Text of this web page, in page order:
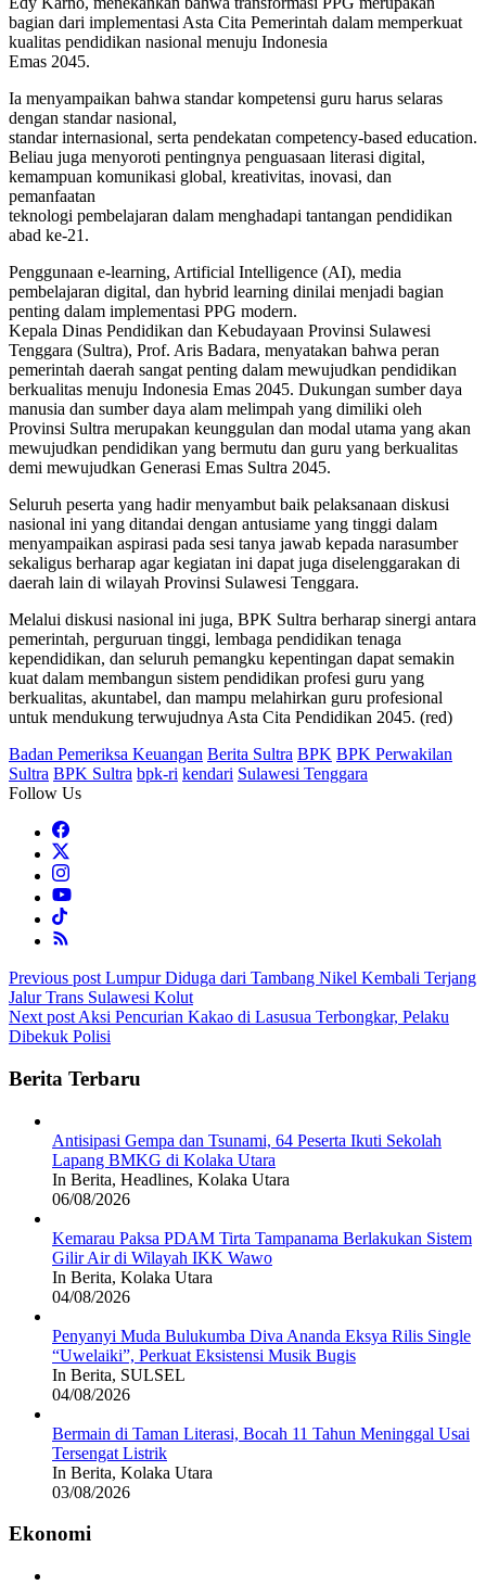
bagian dari implementasi Asta Cita Pemerintah dalam memperkuat
kualitas pendidikan nasional menuju Indonesia
Emas 2045.
Ia menyampaikan bahwa standar kompetensi guru harus selaras
dengan standar nasional,
standar internasional, serta pendekatan competency-based education.
Beliau juga menyoroti pentingnya penguasaan literasi digital,
kemampuan komunikasi global, kreativitas, inovasi, dan
pemanfaatan
teknologi pembelajaran dalam menghadapi tantangan pendidikan
abad ke-21.
Penggunaan e-learning, Artificial Intelligence (AI), media
pembelajaran digital, dan hybrid learning dinilai menjadi bagian
penting dalam implementasi PPG modern.
Kepala Dinas Pendidikan dan Kebudayaan Provinsi Sulawesi
Tenggara (Sultra), Prof. Aris Badara, menyatakan bahwa peran
pemerintah daerah sangat penting dalam mewujudkan pendidikan
berkualitas menuju Indonesia Emas 2045. Dukungan sumber daya
manusia dan sumber daya alam melimpah yang dimiliki oleh
Provinsi Sultra merupakan keunggulan dan modal utama yang akan
mewujudkan pendidikan yang bermutu dan guru yang berkualitas
demi mewujudkan Generasi Emas Sultra 2045.
Seluruh peserta yang hadir menyambut baik pelaksanaan diskusi
nasional ini yang ditandai dengan antusiame yang tinggi dalam
menyampaikan aspirasi pada sesi tanya jawab kepada narasumber
sekaligus berharap agar kegiatan ini dapat juga diselenggarakan di
daerah lain di wilayah Provinsi Sulawesi Tenggara.
Melalui diskusi nasional ini juga, BPK Sultra berharap sinergi antara
pemerintah, perguruan tinggi, lembaga pendidikan tenaga
kependidikan, dan seluruh pemangku kepentingan dapat semakin
kuat dalam membangun sistem pendidikan profesi guru yang
berkualitas, akuntabel, dan mampu melahirkan guru profesional
untuk mendukung terwujudnya Asta Cita Pendidikan 2045. (red)
Badan Pemeriksa Keuangan Berita Sultra BPK BPK Perwakilan
Sultra BPK Sultra bpk-ri kendari Sulawesi Tenggara
Follow Us
Post
navigation
Previous post Lumpur Diduga dari Tambang Nikel Kembali Terjang
Jalur Trans Sulawesi Kolut
Next post Aksi Pencurian Kakao di Lasusua Terbongkar, Pelaku
Dibekuk Polisi
Berita Terbaru
Antisipasi Gempa dan Tsunami, 64 Peserta Ikuti Sekolah
Lapang BMKG di Kolaka Utara
In Berita, Headlines, Kolaka Utara
06/08/2026
Kemarau Paksa PDAM Tirta Tampanama Berlakukan Sistem
Gilir Air di Wilayah IKK Wawo
In Berita, Kolaka Utara
04/08/2026
Penyanyi Muda Bulukumba Diva Ananda Eksya Rilis Single
“Uwelaiki”, Perkuat Eksistensi Musik Bugis
In Berita, SULSEL
04/08/2026
Bermain di Taman Literasi, Bocah 11 Tahun Meninggal Usai
Tersengat Listrik
In Berita, Kolaka Utara
03/08/2026
Ekonomi